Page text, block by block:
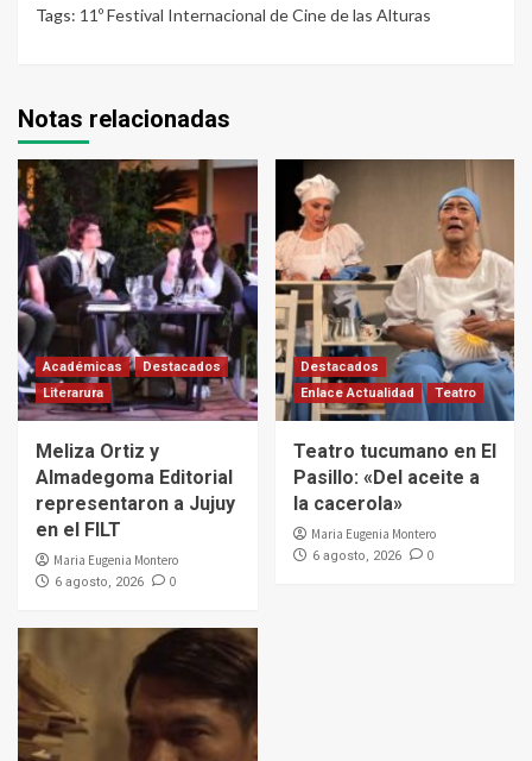
Tags: 11º Festival Internacional de Cine de las Alturas
Notas relacionadas
Académicas
Destacados
Literarura
Meliza Ortiz y
Almadegoma Editorial
representaron a Jujuy
en el FILT
Maria Eugenia Montero
6 agosto, 2026 0
Destacados
Enlace Actualidad
Teatro
Teatro tucumano en El
Pasillo: «Del aceite a
la cacerola»
Maria Eugenia Montero
6 agosto, 2026 0